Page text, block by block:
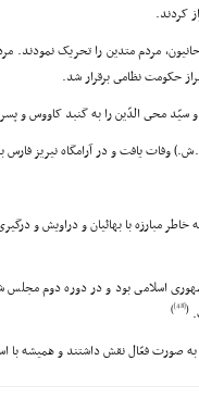
کردند.
مردم متدین را تحریک نمودند.
حکومت نظامى برقرار شد.
محى الدّین را به گنبد کاووس و
فخرالدّین فرزند سیّد محى الدّین در دهه 1350 به خاطر
اسلامى بود و در دوره دوم مجلس
(
[48]
)
صورت فعّال نقش داشتند و همیشه با